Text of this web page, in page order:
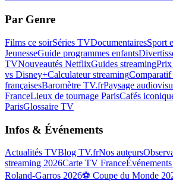
Par Genre
Films ce soirSéries TVDocumentairesSport
JeunesseGuide programmes enfants
TVNouveautés NetflixGuides streamingPrix
vs Disney+Calculateur streaming
françaisesBaromètre TV.frPaysage
FranceLieux de tournage ParisCafés
ParisGlossaire TV
Infos & Événements
Actualités TVBlog TV.frNos auteurs
streaming 2026Carte TV France
Roland-Garros 2026⚽ Coupe du Monde